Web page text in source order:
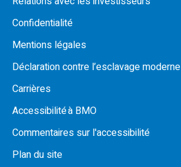
Confidentialité
Mentions légales
Déclaration contre l’esclavage moderne
Carrières
Accessibilité à BMO
Commentaires sur l'accessibilité
Plan du site